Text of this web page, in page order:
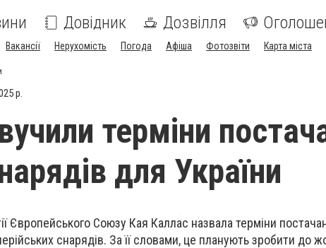
Довідник Дозвілля
Вакансії Нерухомість Погода Афіша Фотозвіти Карта міста
р.
терміни
для України
Європейського Союзу Кая Каллас назвала терміни
снарядів. За її словами, це планують зробити до